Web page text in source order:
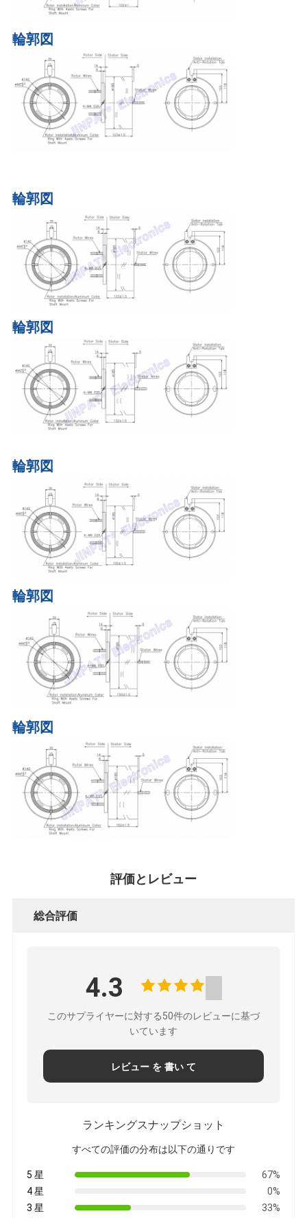
輪郭図
輪郭図
輪郭図
輪郭図
輪郭図
輪郭図
評価とレビュー
総合評価
4.3
このサプライヤーに対する50件のレビューに基づ
いています
レビュー を 書い て
ランキングスナップショット
すべての評価の分布は以下の通りです
5 星
67%
4 星
0%
3 星
33%